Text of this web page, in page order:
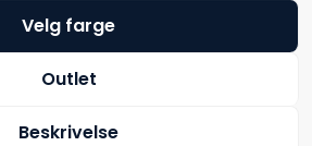
Velg farge
Outlet
Beskrivelse